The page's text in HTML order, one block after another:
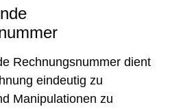
Rechnungsnummer dient
eindeutig zu
Manipulationen zu